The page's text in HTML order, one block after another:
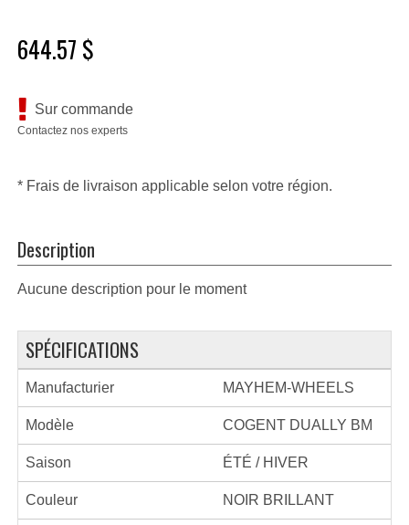
644.57 $
Sur commande
Contactez nos experts
* Frais de livraison applicable selon votre région.
Description
Aucune description pour le moment
SPÉCIFICATIONS
Manufacturier MAYHEM-WHEELS
Modèle COGENT DUALLY BM
Saison ÉTÉ / HIVER
Couleur NOIR BRILLANT